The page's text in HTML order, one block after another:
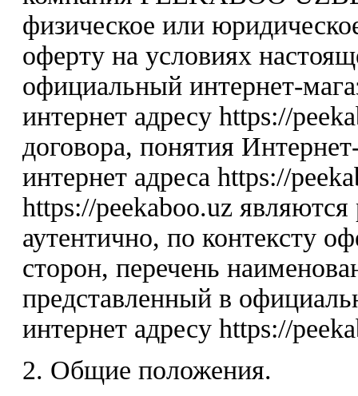
физическое или
оферту на условиях
официальный интернет-
интернет адресу https://
договора, понятия
интернет адреса https://
https://peekaboo.uz
аутентично, по контексту
сторон, перечень
представленный в
интернет адресу https://
2. Общие положения.